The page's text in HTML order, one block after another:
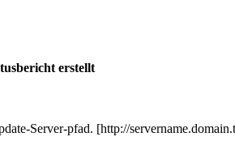
erstellt
Server-pfad. [http://